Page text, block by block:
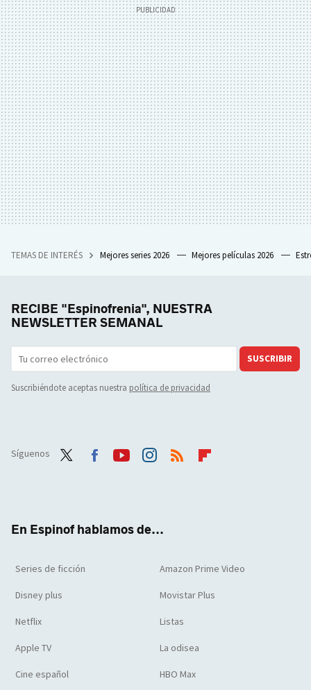
TEMAS DE INTERÉS Mejores series 2026 Mejores películas 2026
RECIBE "Espinofrenia", NUESTRA
NEWSLETTER SEMANAL
SUSCRIBIR
Suscribiéndote aceptas nuestra política de privacidad
Síguenos
En Espinof hablamos de...
Series de ficción Amazon Prime Video
Disney plus Movistar Plus
Netflix Listas
Apple TV La odisea
Cine español HBO Max